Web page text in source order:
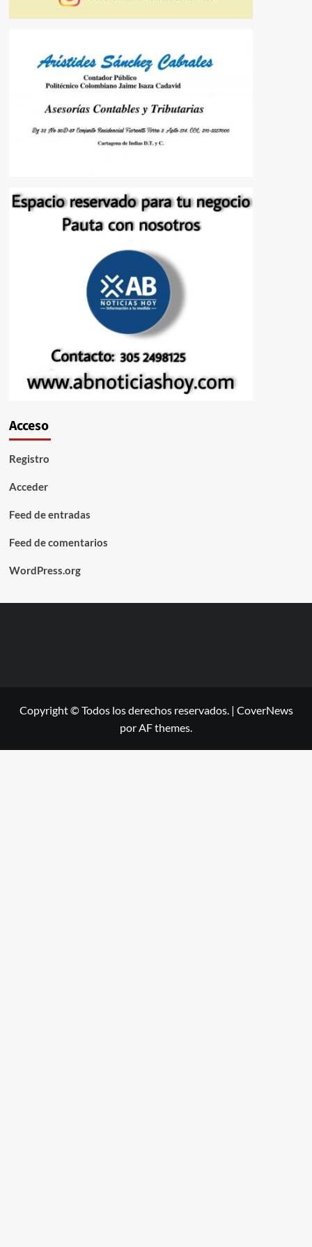
Acceso
Registro
Acceder
Feed de entradas
Feed de comentarios
WordPress.org
Copyright © Todos los derechos reservados. | CoverNews
por AF themes.